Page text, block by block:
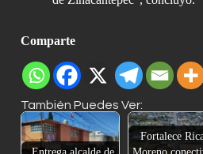
Comparte
También Puedes Ver:
Fortalece